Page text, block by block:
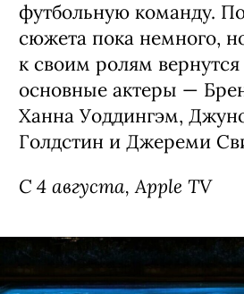
футбольную команду.
сюжета пока немного,
к своим ролям вернутся
основные актеры —
Ханна Уоддингэм,
Голдстин и Джереми
С 4 августа, Apple TV